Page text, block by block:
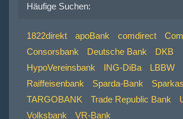
Häufige Suchen:
1822direkt apoBank comdirect
Consorsbank
Deutsche Bank
DKB
HypoVereinsbank
ING-DiBa LBBW
Raiffeisenbank
Sparda-Bank
TARGOBANK
Trade Republic Bank
Volksbank
VR-Bank